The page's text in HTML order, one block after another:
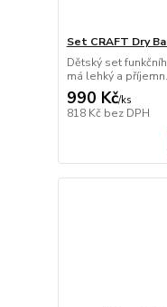
Set CRAFT Dry
Dětský set
má lehký a
990 Kč/ks
818 Kč bez DPH